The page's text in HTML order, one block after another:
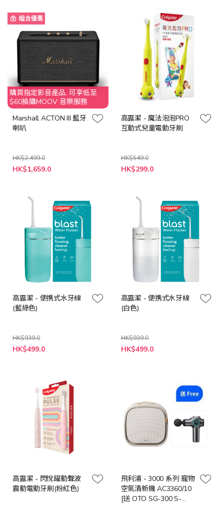
組合優惠
購買指定影音產品, 可享低至
$60換購MOOV 音樂服務
Marshall ACTON III 藍牙
喇叭
HK$2,499.0
HK$1,659.0
高露潔 - 魔法泡泡PRO
互動式兒童電動牙刷
HK$549.0
特
殊
HK$299.0
高露潔 - 便携式水牙線
(藍綠色)
HK$939.0
特
殊
HK$499.0
高露潔 - 便携式水牙線
(白色)
HK$939.0
特
殊
HK$499.0
高露潔 - 閃悅躍動聲波
震動電動牙刷(粉紅色)
飛利浦 - 3000 系列 寵物
空氣清新機 AC3360/10
[送 OTO SG-300 S-